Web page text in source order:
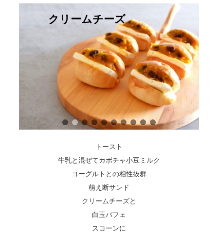
スコーン
トースト
牛乳と混ぜてカボチャ小豆ミルク
ヨーグルトとの相性抜群
萌え断サンド
クリームチーズと
白玉パフェ
スコーンに